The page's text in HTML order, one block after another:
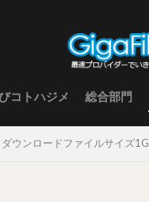
コトハジメ 総合部門
ウンロードファイルサイズ